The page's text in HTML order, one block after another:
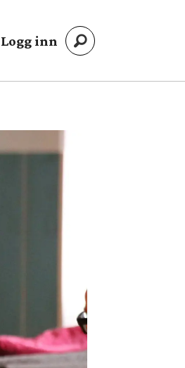
Logg inn